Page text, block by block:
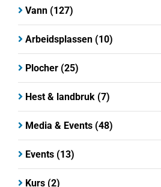
Vann (127)
Arbeidsplassen (10)
Plocher (25)
Hest & landbruk (7)
Media & Events (48)
Events (13)
Kurs (2)